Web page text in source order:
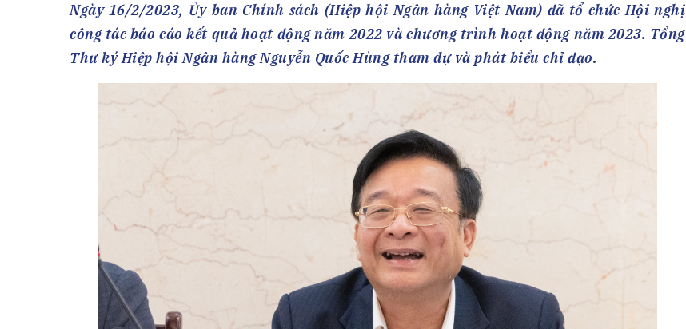
VNBA các thời kỳ
Thành tích – Giải thưởng
Đào tạo
Fintech
Tài chính Tiêu dùng
Thanh toán –Thẻ
Nhà quản trị
Cơ hội việc làm
Tư vấn – Hỏi đáp
Tra cứu văn bản
ĐẤU GIÁ TÀI SẢN TUYỂN DỤNG
Ngày 16/2/2023, Ủy ban Chính sách (Hiệp hội Ngân hàng Việt Nam) đã tổ chức Hội nghị
công tác báo cáo kết quả hoạt động năm 2022 và chương trình hoạt động năm 2023. Tổng
Thư ký Hiệp hội Ngân hàng Nguyễn Quốc Hùng tham dự và phát biểu chỉ đạo.